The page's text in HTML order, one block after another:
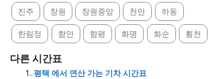
진주 창원 창원중앙 천안 하동
한림정 함안 함평 화명 화순 횡천
다른 시간표
평택 에서 연산 가는 기차 시간표